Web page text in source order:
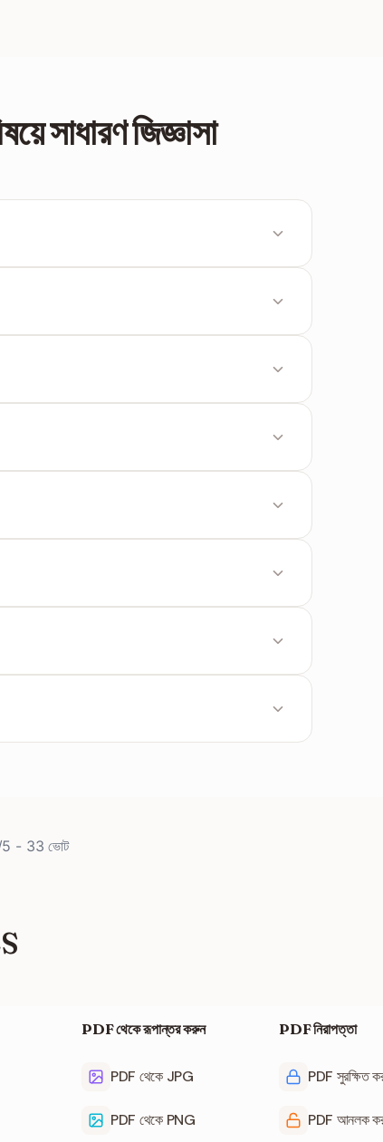
সাধারণ জিজ্ঞাসা
- 33 ভোট
PDF থেকে রূপান্তর করুন
PDF থেকে JPG
PDF থেকে PNG
PDF নিরাপত্তা
PDF সুরক্ষিত
PDF আনলক